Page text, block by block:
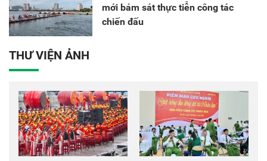
mới bám sát thực tiễn công tác
chiến đấu
THƯ VIỆN ẢNH